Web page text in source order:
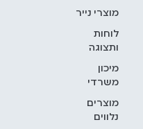
מוצרי נייר
לוחות
ותצוגה
מיכון
משרדי
מוצרים
נלווים